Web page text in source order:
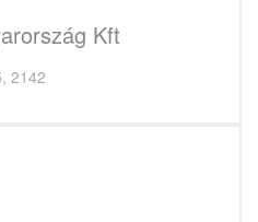
Kft
2142